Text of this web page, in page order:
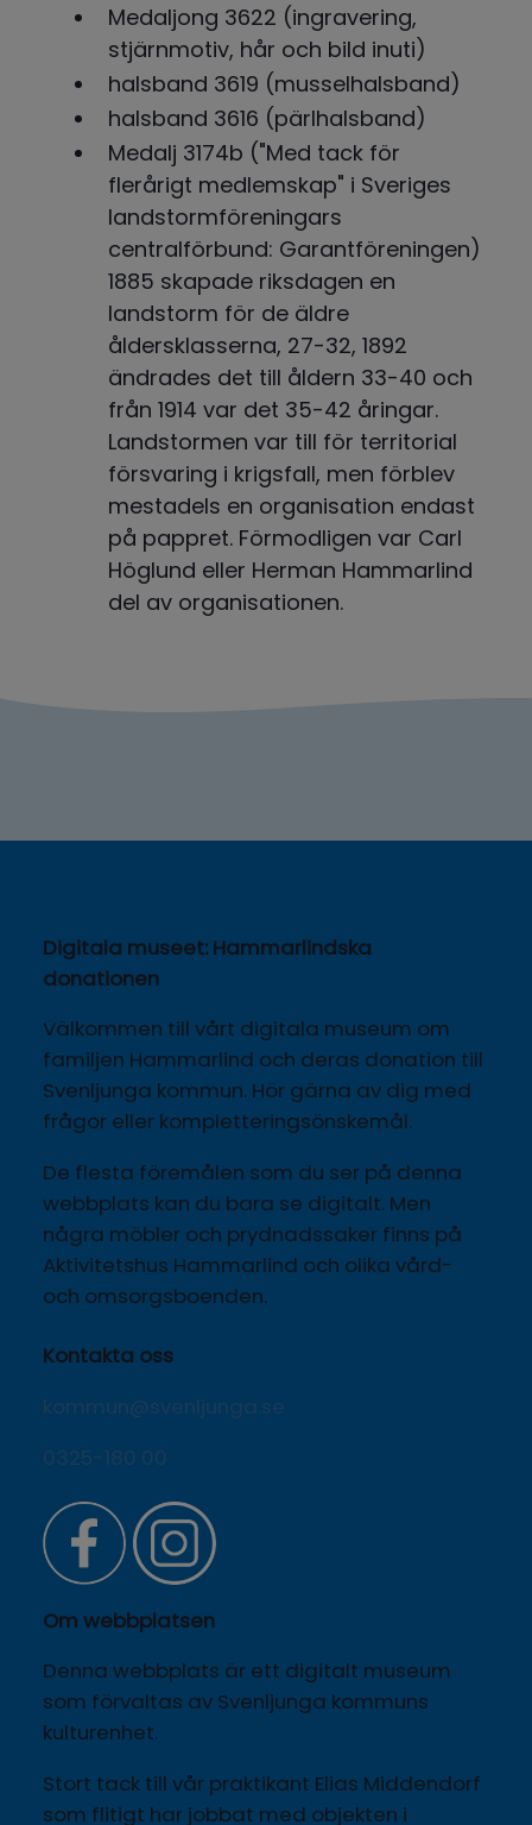
Medaljong 3622 (ingravering,
stjärnmotiv, hår och bild inuti)
halsband 3619 (musselhalsband)
halsband 3616 (pärlhalsband)
Medalj 3174b ("Med tack för
flerårigt medlemskap" i Sveriges
landstormföreningars
centralförbund: Garantföreningen)
1885 skapade riksdagen en
landstorm för de äldre
åldersklasserna, 27-32, 1892
ändrades det till åldern 33-40 och
från 1914 var det 35-42 åringar.
Landstormen var till för territorial
försvaring i krigsfall, men förblev
mestadels en organisation endast
på pappret. Förmodligen var Carl
Höglund eller Herman Hammarlind
del av organisationen.
Digitala museet: Hammarlindska
donationen
Välkommen till vårt digitala museum om
familjen Hammarlind och deras donation till
Svenljunga kommun. Hör gärna av dig med
frågor eller kompletteringsönskemål.
De flesta föremålen som du ser på denna
webbplats kan du bara se digitalt. Men
några möbler och prydnadssaker finns på
Aktivitetshus Hammarlind och olika vård-
och omsorgsboenden.
Kontakta oss
kommun@svenljunga.se
0325-180 00
Om webbplatsen
Denna webbplats är ett digitalt museum
som förvaltas av Svenljunga kommuns
kulturenhet.
Stort tack till vår praktikant Elias Middendorf
som flitigt har jobbat med objekten i